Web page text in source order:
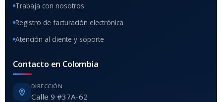
Trabaja con nosotros
Registro de facturación electrónica
Atención al cliente y soporte
Contacto en Colombia
DIRECCIÓN
Calle 9 #37A-62